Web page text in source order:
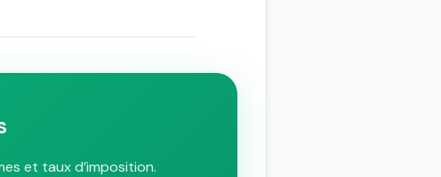
et taux d’imposition.